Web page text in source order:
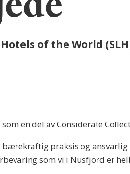
of the World
en del av Considerate
praksis og
som vi i Nusfjord er